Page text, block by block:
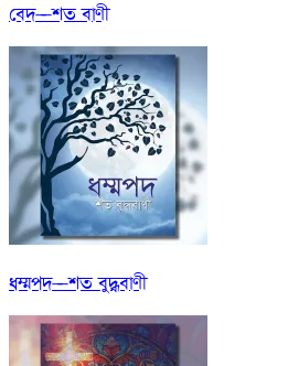
বেদ—শত বাণী
ধম্মপদ—শত বুদ্ধবাণী